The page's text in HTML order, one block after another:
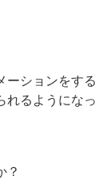
ーションをす
れるようにな
？